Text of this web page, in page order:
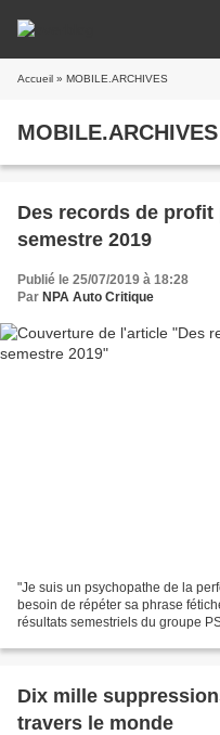
Accueil » MOBILE.ARCHIVES
MOBILE.ARCHIVES
Des records de
semestre 2019
Publié le 25/07/2019 à 18:28
Par NPA Auto Critique
"Je suis un psychopathe de la
besoin de répéter sa phrase
résultats semestriels du groupe
Dix mille
travers le monde